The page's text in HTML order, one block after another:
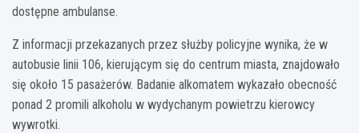
dostępne ambulanse.
Z informacji przekazanych przez służby policyjne wynika, że w
autobusie linii 106, kierującym się do centrum miasta, znajdowało
się około 15 pasażerów. Badanie alkomatem wykazało obecność
ponad 2 promili alkoholu w wydychanym powietrzu kierowcy
wywrotki.